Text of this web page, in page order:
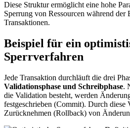
Diese Struktur ermöglicht eine hohe
Sperrung von Ressourcen während der
Transaktionen.
Beispiel für ein
Sperrverfahren
Jede Transaktion durchläuft die drei
Validationsphase und Schreibphase.
die Validation besteht, werden
festgeschrieben (Commit). Durch diese
Zurücknehmen (Rollback) von